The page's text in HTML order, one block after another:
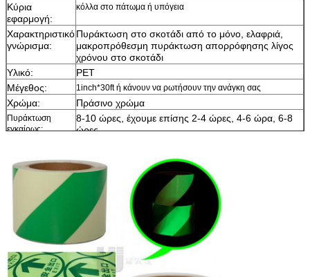
Κύρια
εφαρμογή:
κόλλα στο πάτωμα ή υπόγεια
Χαρακτηριστικό
γνώρισμα:
Πυράκτωση στο σκοτάδι από το μόνο, ελαφριά,
μακροπρόθεσμη πυράκτωση απορρόφησης λίγος
χρόνου στο σκοτάδι
Υλικό:
PET
Μέγεθος:
1inch*30ft ή κάνουν να ρωτήσουν την ανάγκη σας
Χρώμα: Πράσινο χρώμα
Πυράκτωση
εγκαίρως:
8-10 ώρες, έχουμε επίσης 2-4 ώρες, 4-6 ώρα, 6-8
ώρες
Παράδοση
7 ημέρες, σύμφωνα με την ποσότητα διαταγής